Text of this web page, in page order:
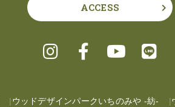
ACCESS
ウッドデザインパークいちのみや -紡-